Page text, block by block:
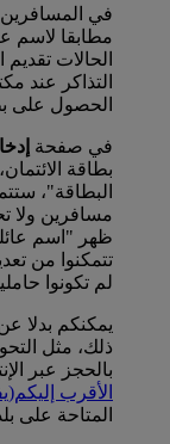
في
مطابقا لاسم
الحالات تقديم
التذاكر عند
الحصول على
في صفحة
بطاقة
البطاقة"،
مسافرين ولا
ظهر "اسم
تتمكنوا من
لم تكونوا
يمكنكم بدلا
ذلك، مثل
بالحجز عبر
الأقرب إليكم
المتاحة على